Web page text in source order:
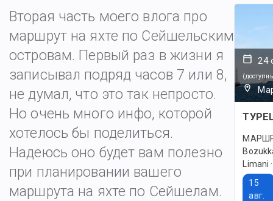
Вторая часть моего влога про
маршрут на яхте по Сейшельским
островам. Первый раз в жизни я
записывал подряд часов 7 или 8,
не думал, что это так непросто.
Но очень много инфо, которой
хотелось бы поделиться.
Надеюсь оно будет вам полезно
при планировании вашего
маршрута на яхте по Сейшелам.
24
(
Limani
15
авг.